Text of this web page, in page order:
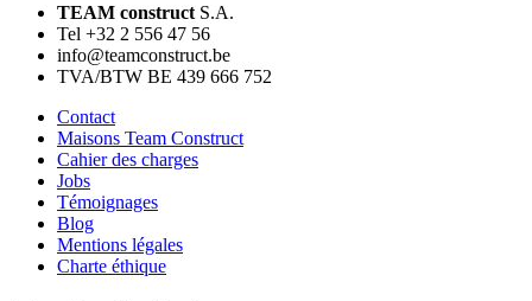
TEAM construct S.A.
Tel +32 2 556 47 56
info@teamconstruct.be
TVA/BTW BE 439 666 752
Contact
Maisons Team Construct
Cahier des charges
Jobs
Témoignages
Blog
Mentions légales
Charte éthique